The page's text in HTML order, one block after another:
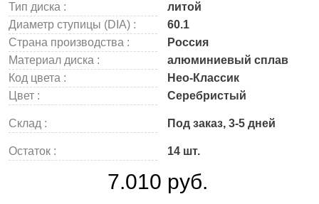
Тип диска :
литой
Диаметр ступицы (DIA) :
60.1
Страна производства :
Россия
Материал диска :
алюминиевый сплав
Код цвета :
Нео-Классик
Цвет :
Серебристый
Склад : Под заказ, 3-5 дней
Остаток : 14 шт.
7.010 руб.